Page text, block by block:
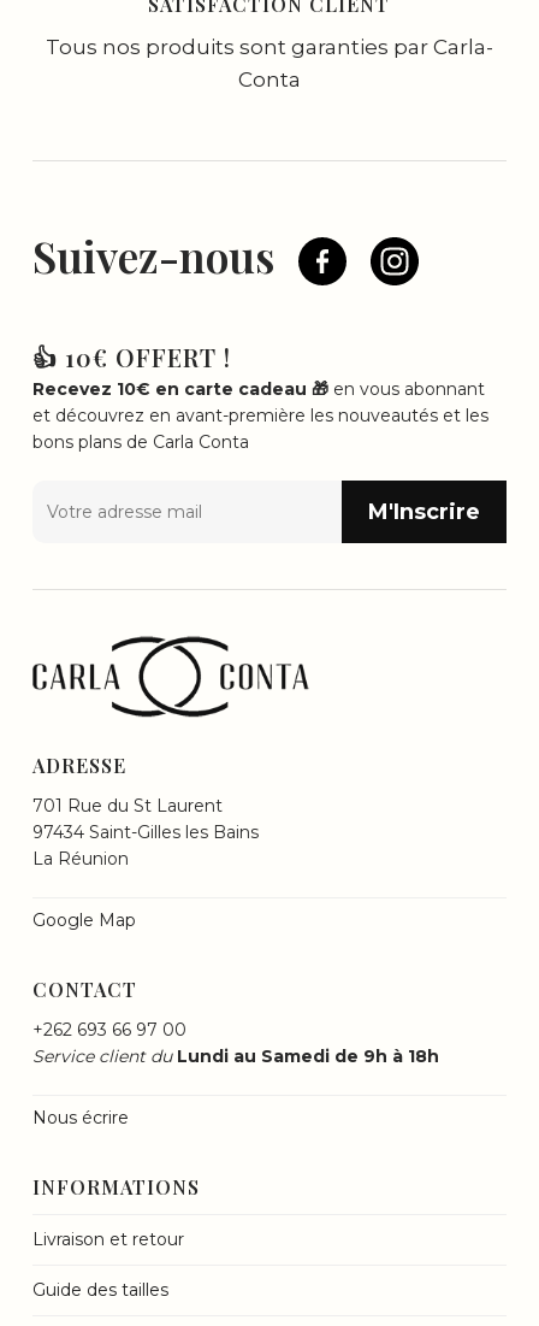
Tous nos produits sont garanties par Carla-
Conta
Suivez-nous
👍 10€ OFFERT !
Recevez 10€ en carte cadeau 🎁en vous abonnant
et découvrez en avant-première les nouveautés et les
bons plans de Carla Conta
ADRESSE
701 Rue du St Laurent
97434 Saint-Gilles les Bains
La Réunion
Google Map
CONTACT
+262 693 66 97 00
Service client du Lundi au Samedi de 9h à 18h
Nous écrire
INFORMATIONS
Livraison et retour
Guide des tailles